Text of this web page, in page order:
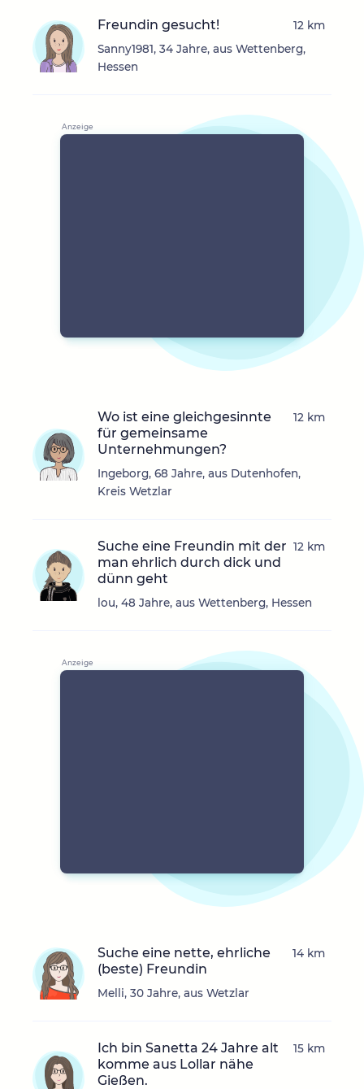
Freundin gesucht!
Sanny1981, 34 Jahre, aus Wettenberg,
Hessen
12 km
Wo ist eine gleichgesinnte
für gemeinsame
Unternehmungen?
Ingeborg, 68 Jahre, aus Dutenhofen,
Kreis Wetzlar
12 km
Suche eine Freundin mit der
man ehrlich durch dick und
dünn geht
lou, 48 Jahre, aus Wettenberg, Hessen
12 km
Suche eine nette, ehrliche
(beste) Freundin
Melli, 30 Jahre, aus Wetzlar
14 km
Ich bin Sanetta 24 Jahre alt
komme aus Lollar nähe
Gießen.
15 km